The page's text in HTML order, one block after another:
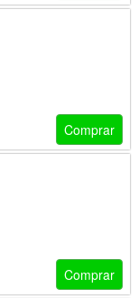
Comprar
Comprar